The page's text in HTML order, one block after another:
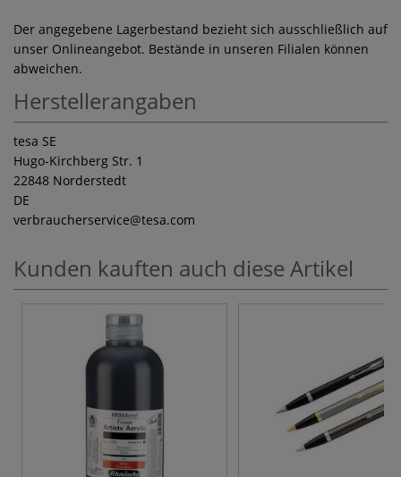
Der angegebene Lagerbestand bezieht sich ausschließlich auf
unser Onlineangebot. Bestände in unseren Filialen können
abweichen.
Herstellerangaben
tesa SE
Hugo-Kirchberg Str. 1
22848 Norderstedt
DE
verbraucherservice@tesa.com
Kunden kauften auch diese Artikel